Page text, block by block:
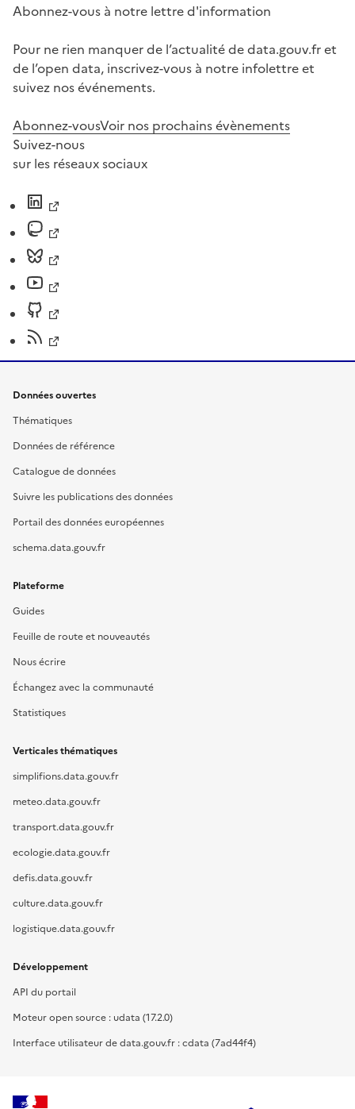
Abonnez-vous à notre lettre d'information
Pour ne rien manquer de l’actualité de data.gouv.fr et
de l’open data, inscrivez-vous à notre infolettre et
suivez nos événements.
Abonnez-vousVoir nos prochains évènements
Suivez-nous
sur les réseaux sociaux
Données ouvertes
Thématiques
Données de référence
Catalogue de données
Suivre les publications des données
Portail des données européennes
schema.data.gouv.fr
Plateforme
Guides
Feuille de route et nouveautés
Nous écrire
Échangez avec la communauté
Statistiques
Verticales thématiques
simplifions.data.gouv.fr
meteo.data.gouv.fr
transport.data.gouv.fr
ecologie.data.gouv.fr
defis.data.gouv.fr
culture.data.gouv.fr
logistique.data.gouv.fr
Développement
API du portail
Moteur open source : udata (17.2.0)
Interface utilisateur de data.gouv.fr : cdata (7ad44f4)